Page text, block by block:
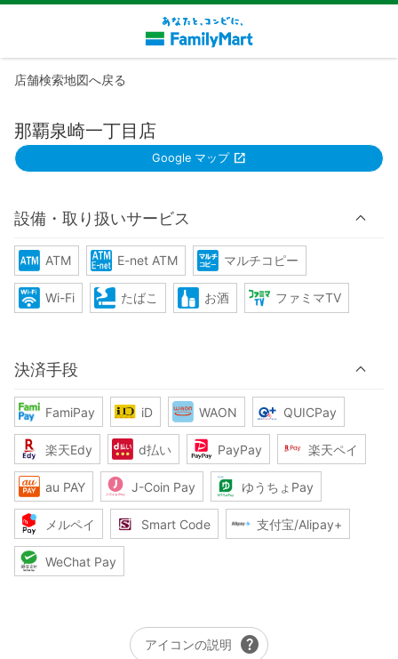
店舗検索地図へ戻る
那覇泉崎一丁目店
Google マップ
設備・取り扱いサービス
ATM E-net ATM マルチコピー
Wi-Fi たばこ お酒 ファミマTV
決済手段
FamiPay iD WAON QUICPay
楽天Edy d払い PayPay 楽天ペイ
au PAY J-Coin Pay ゆうちょPay
メルペイ Smart Code 支付宝/Alipay+
WeChat Pay
アイコンの説明 help